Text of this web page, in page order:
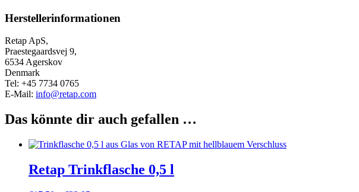
Herstellerinformationen
Retap ApS,
Praestegaardsvej 9,
6534 Agerskov
Denmark
Tel: +45 7734 0765
E-Mail: info@retap.com
Das könnte dir auch gefallen …
Retap Trinkflasche 0,5 l